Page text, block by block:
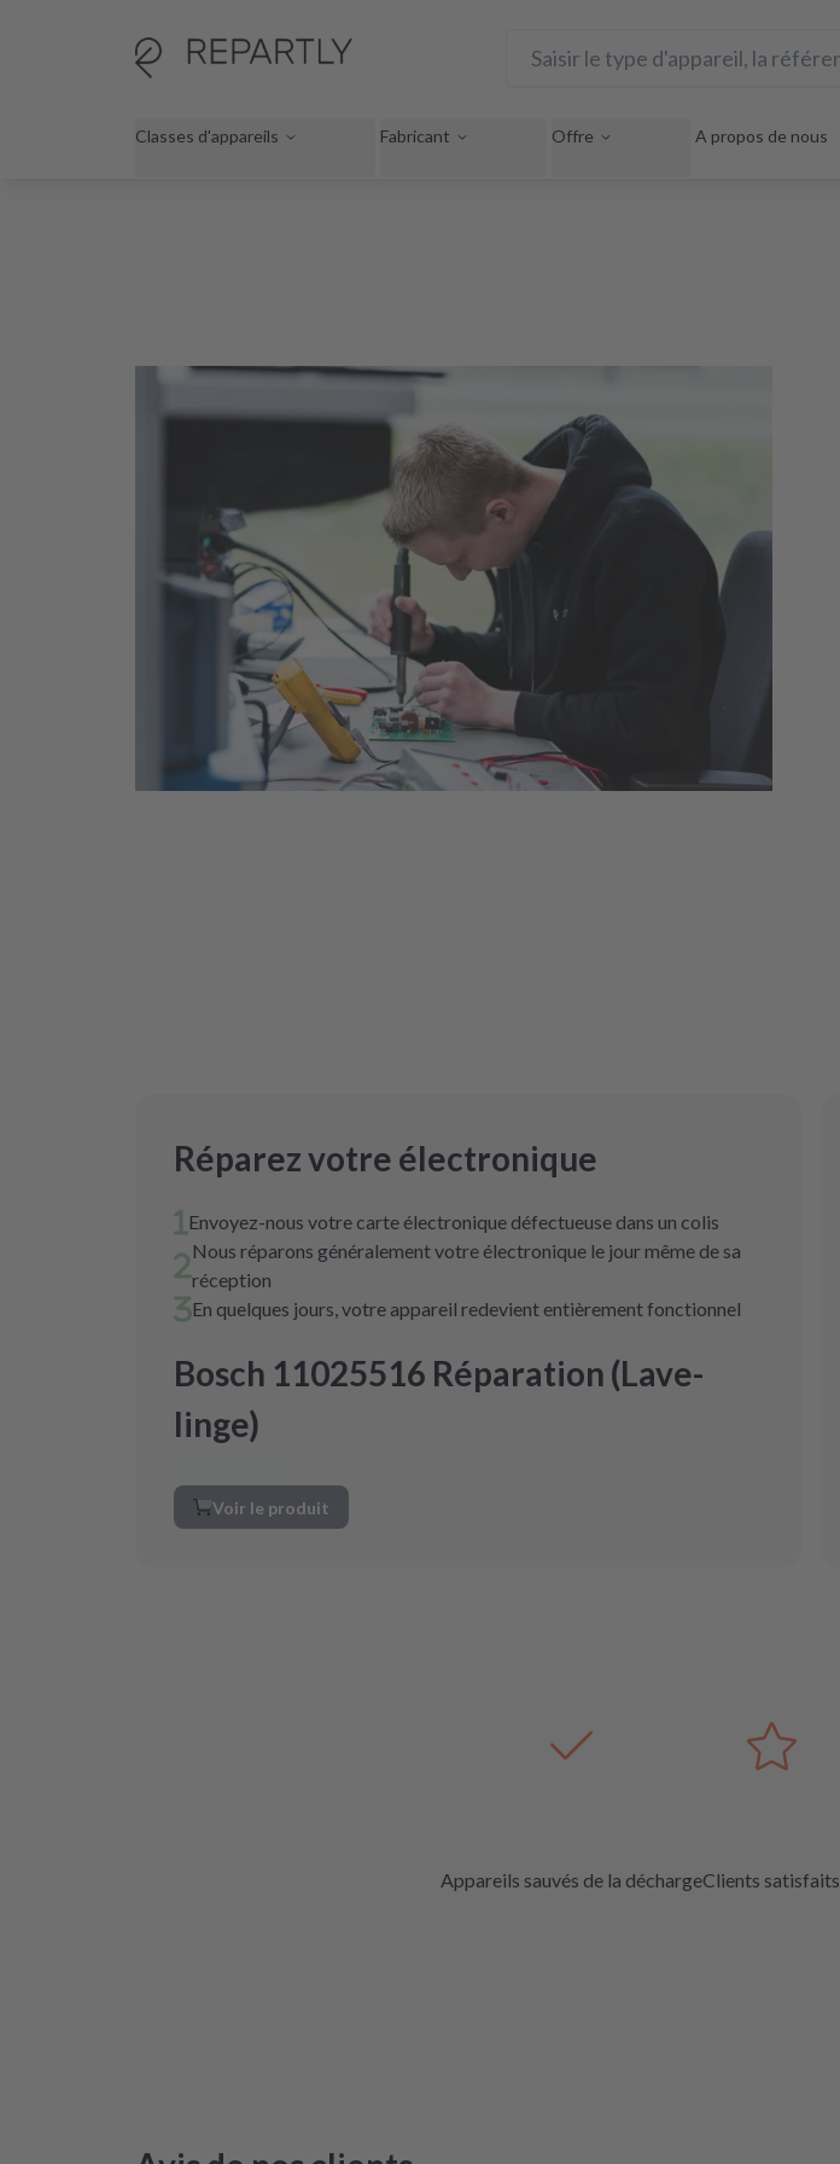
Classes d'appareils Fabricant Offre A propos de nous
Réparez votre électronique
Envoyez-nous votre carte électronique défectueuse dans un colis
Nous réparons généralement votre électronique le jour même de sa
réception
En quelques jours, votre appareil redevient entièrement fonctionnel
Bosch 11025516 Réparation (Lave-
linge)
Voir le produit
Appareils sauvés de la déchargeClients satisfaits